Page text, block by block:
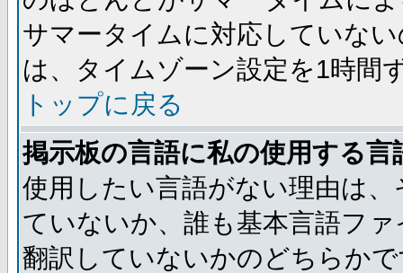
サマータイムに対応していな
は、タイムゾーン設定を1時間
トップに戻る
掲示板の言語に私の使用する
使用したい言語がない理由は
ていないか、誰も基本言語フ
翻訳していないかのどちらか